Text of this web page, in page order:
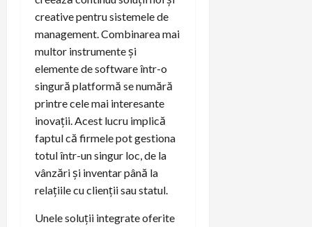
creative pentru sistemele de
management. Combinarea mai
multor instrumente și
elemente de software într-o
singură platformă se numără
printre cele mai interesante
inovații. Acest lucru implică
faptul că firmele pot gestiona
totul într-un singur loc, de la
vânzări și inventar până la
relațiile cu clienții sau statul.
Unele soluții integrate oferite